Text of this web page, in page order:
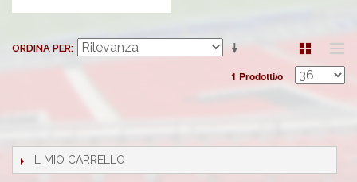
ORDINA PER
1 Prodotti/o
IL MIO CARRELLO